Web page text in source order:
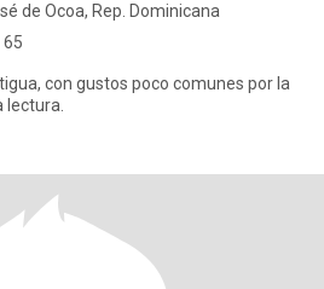
de Ocoa, Rep. Dominicana
65
con gustos poco comunes por la
lectura.